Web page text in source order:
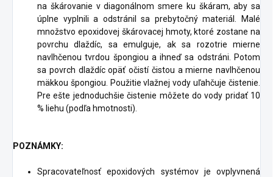
na škárovanie v diagonálnom smere ku škáram, aby sa
úplne vyplnili a odstránil sa prebytočný materiál. Malé
množstvo epoxidovej škárovacej hmoty, ktoré zostane na
povrchu dlaždíc, sa emulguje, ak sa rozotrie mierne
navlhčenou tvrdou špongiou a ihneď sa odstráni. Potom
sa povrch dlaždíc opäť očistí čistou a mierne navlhčenou
mäkkou špongiou. Použitie vlažnej vody uľahčuje čistenie.
Pre ešte jednoduchšie čistenie môžete do vody pridať 10
% liehu (podľa hmotnosti).
POZNÁMKY:
Spracovateľnosť epoxidových systémov je ovplyvnená